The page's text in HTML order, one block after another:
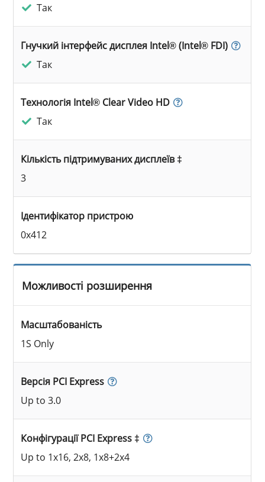
Так
Гнучкий інтерфейс дисплея Intel® (Intel® FDI)
Так
Технологія Intel® Clear Video HD
Так
Кількість підтримуваних дисплеїв ‡
3
Ідентифікатор пристрою
0x412
Можливості розширення
Масштабованість
1S Only
Версія PCI Express
Up to 3.0
Конфігурації PCI Express ‡
Up to 1x16, 2x8, 1x8+2x4